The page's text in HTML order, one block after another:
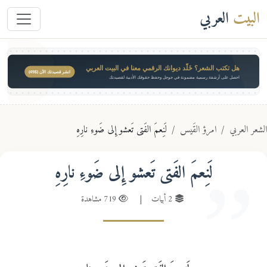
البيتالعربي
هل تكتب الشعر؟ خَلّد ديوانك الرقمي معنا في البيت العربي
احصل على أرشفة رسمية مضمونة في جوجل وحفظ حقوقك الأدبية لقصيدتك
انشر قصيدتك الآن ($49)
العربي امرؤ القَيس لَنِعمَ الفَتى تَعشو إِلى ضَوءِ نارِهِ
لَنِعمَ الفَتى تَعشو إِلى ضَوءِ نارِهِ
2 أبيات 719 مشاهدة